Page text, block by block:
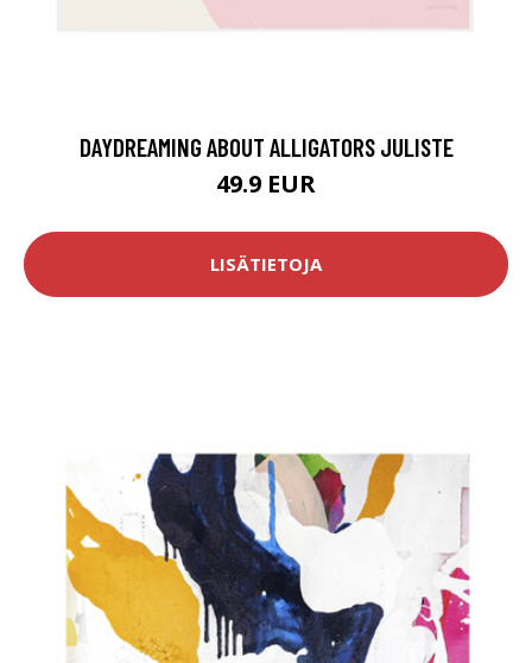
DAYDREAMING ABOUT ALLIGATORS JULISTE
49.9 EUR
LISÄTIETOJA